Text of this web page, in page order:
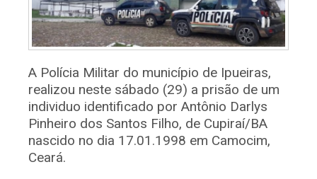
A Polícia Militar do município de Ipueiras,
realizou neste sábado (29) a prisão de um
individuo identificado por Antônio Darlys
Pinheiro dos Santos Filho, de Cupiraí/BA
nascido no dia 17.01.1998 em Camocim,
Ceará.